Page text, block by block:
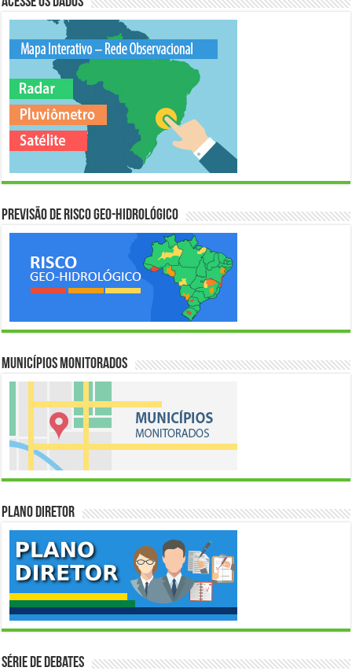
Previsão de Risco Geo-Hidrológico
Municípios Monitorados
Plano Diretor
Série de Debates